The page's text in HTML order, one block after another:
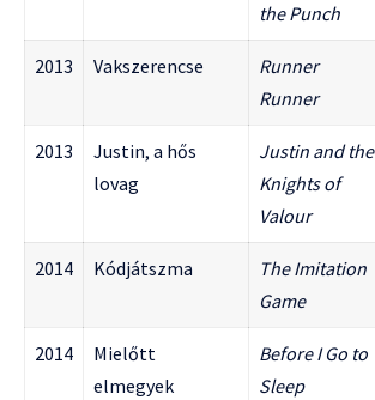
the Punch
2013 Vakszerencse
Runner
Runner
2013
Justin, a hős
lovag
Justin and the
Knights of
Valour
2014 Kódjátszma
The Imitation
Game
2014
Mielőtt
elmegyek
Before I Go to
Sleep